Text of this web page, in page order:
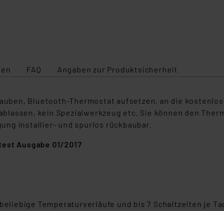
FAQ Angaben zur Produktsicherheit
Bluetooth-Thermostat aufsetzen, an die
kein Spezialwerkzeug etc. Sie können den
installier- und spurlos rückbaubar.
Ausgabe 01/2017
Temperaturverläufe und bis 7 Schaltzeiten je